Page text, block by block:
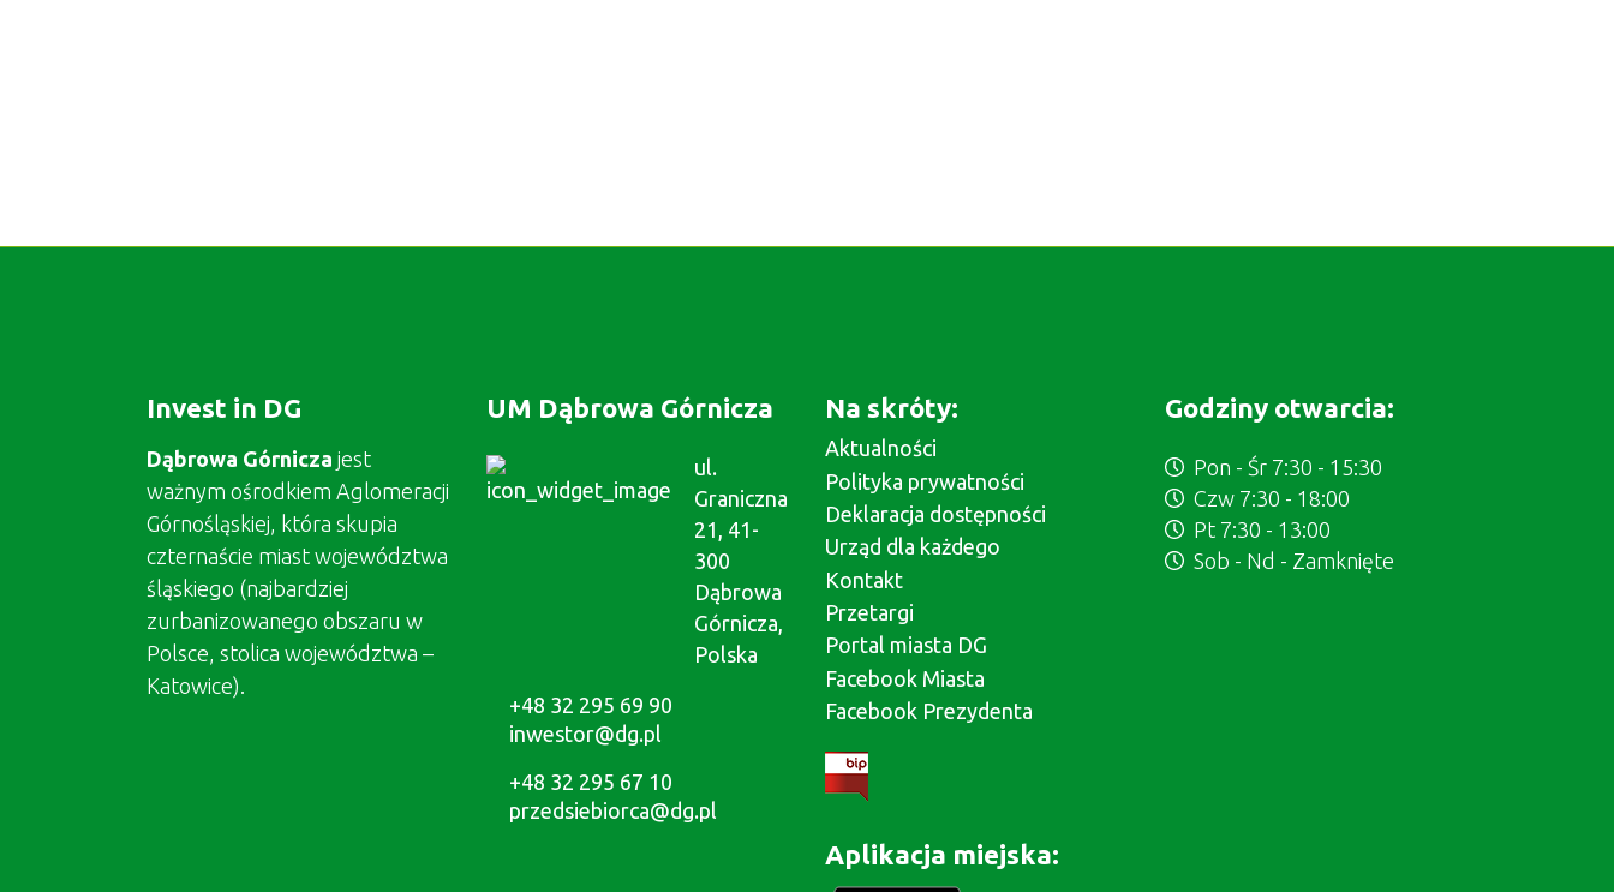
Invest in DG
Dąbrowa Górnicza jest
ważnym ośrodkiem Aglomeracji
Górnośląskiej, która skupia
czternaście miast województwa
śląskiego (najbardziej
zurbanizowanego obszaru w
Polsce, stolica województwa –
Katowice).
UM Dąbrowa Górnicza
ul.
Graniczna
21, 41-
300
Dąbrowa
Górnicza,
Polska
+48 32 295 69 90
inwestor@dg.pl
+48 32 295 67 10
przedsiebiorca@dg.pl
Na skróty:
Aktualności
Polityka prywatności
Deklaracja dostępności
Urząd dla każdego
Kontakt
Przetargi
Portal miasta DG
Facebook Miasta
Facebook Prezydenta
Aplikacja miejska:
Godziny otwarcia:
Pon - Śr 7:30 - 15:30
Czw 7:30 - 18:00
Pt 7:30 - 13:00
Sob - Nd - Zamknięte